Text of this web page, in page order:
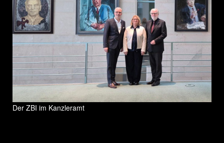
Der ZBI im Kanzleramt